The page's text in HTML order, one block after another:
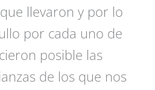
que llevaron y por lo
por cada uno de
posible las
de los que nos